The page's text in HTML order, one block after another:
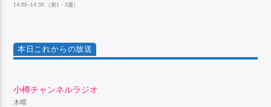
14:00~14:30 （第1・3週）
本日これからの放送
小樽チャンネルラジオ
木曜